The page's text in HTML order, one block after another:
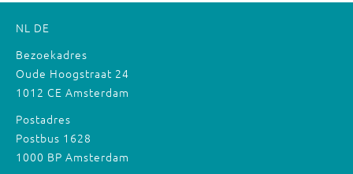
NL DE
Bezoekadres
Oude Hoogstraat 24
1012 CE Amsterdam
Postadres
Postbus 1628
1000 BP Amsterdam